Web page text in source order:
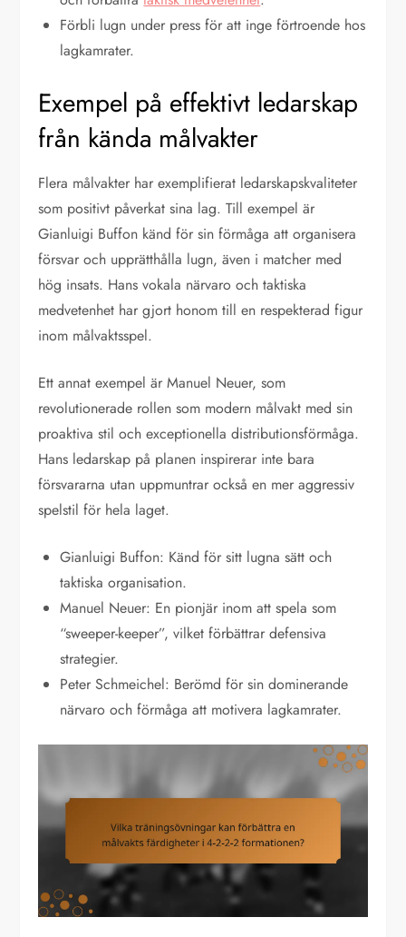
Förbli lugn under press för att inge förtroende hos
lagkamrater.
Exempel på effektivt ledarskap
från kända målvakter
Flera målvakter har exemplifierat ledarskapskvaliteter
som positivt påverkat sina lag. Till exempel är
Gianluigi Buffon känd för sin förmåga att organisera
försvar och upprätthålla lugn, även i matcher med
hög insats. Hans vokala närvaro och taktiska
medvetenhet har gjort honom till en respekterad figur
inom målvaktsspel.
Ett annat exempel är Manuel Neuer, som
revolutionerade rollen som modern målvakt med sin
proaktiva stil och exceptionella distributionsförmåga.
Hans ledarskap på planen inspirerar inte bara
försvararna utan uppmuntrar också en mer aggressiv
spelstil för hela laget.
Gianluigi Buffon: Känd för sitt lugna sätt och
taktiska organisation.
Manuel Neuer: En pionjär inom att spela som
“sweeper-keeper”, vilket förbättrar defensiva
strategier.
Peter Schmeichel: Berömd för sin dominerande
närvaro och förmåga att motivera lagkamrater.